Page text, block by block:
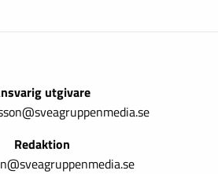
utgivare
Redaktion